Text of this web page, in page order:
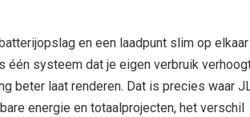
en een laadpunt slim op elkaar
één systeem dat je eigen verbruik
beter laat renderen. Dat is precies waar
energie en totaalprojecten, het verschil